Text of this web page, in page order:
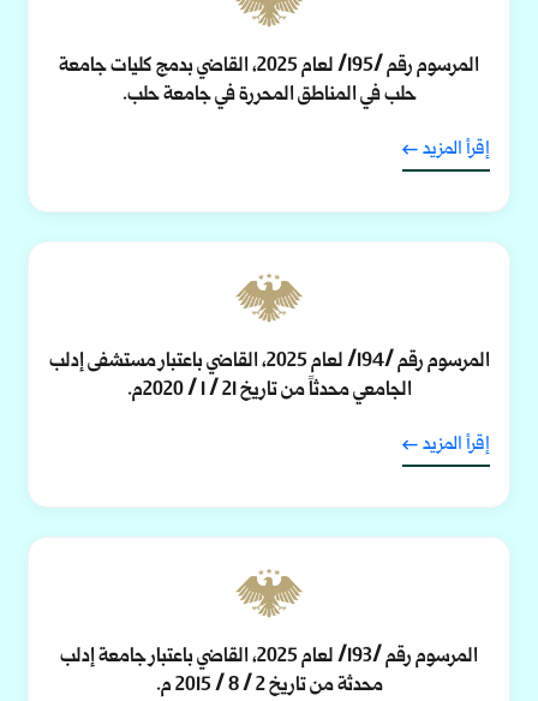
المرسوم رقم /195/ لعام 2025، القاضي بدمج كليات جامعة
حلب في المناطق المحررة في جامعة حلب.
إقرأ المزيد
المرسوم رقم /194/ لعام 2025، القاضي باعتبار مستشفى إدلب
الجامعي محدثاً من تاريخ 21 / 1 / 2020م.
إقرأ المزيد
المرسوم رقم /193/ لعام 2025، القاضي باعتبار جامعة إدلب
محدثة من تاريخ 2 / 8 / 2015 م.